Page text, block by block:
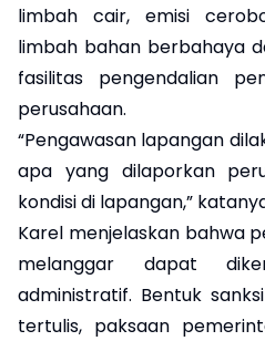
limbah cair, emisi
limbah bahan berbahaya
fasilitas pengendalian
perusahaan.
“Pengawasan lapangan
apa yang dilaporkan
kondisi di lapangan,”
Karel menjelaskan bahwa
melanggar dapat
administratif. Bentuk
tertulis, paksaan